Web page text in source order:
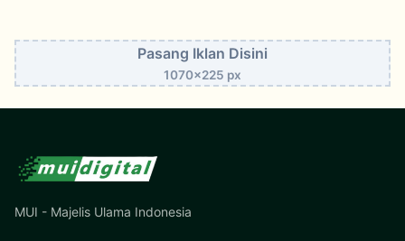
Pasang Iklan Disini
1070x225 px
MUI - Majelis Ulama Indonesia